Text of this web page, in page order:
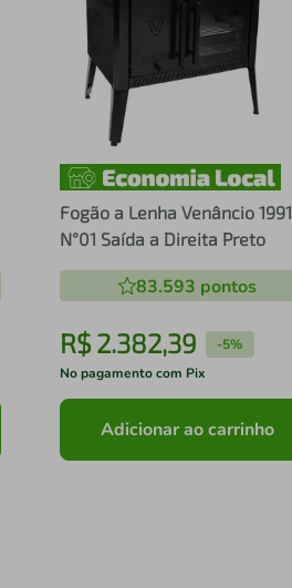
Fogão a Lenha Venâncio 1991
N°01 Saída a Direita Preto
83.593 pontos
R$ 2.382,39 -5%
No pagamento com Pix
Adicionar ao carrinho